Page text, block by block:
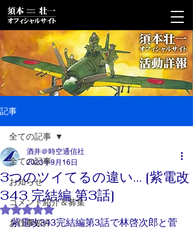
記事
全ての記事
お知らせ
コメント紹介＆募集
お仕事紹介
全ての記事
3つのツイてるの違い… [紫電改
343 完結編 第3話]
酒井＠時空通信社
2023年9月16日
5つ星のうちNaNと評価されています。
紫電改343完結編第3話で林啓次郎と菅